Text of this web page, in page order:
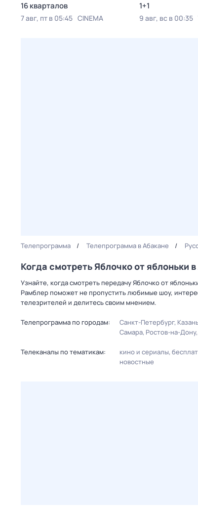
16 кварталов
7 авг, пт в 05:45 CINEMA
1+1
9 авг, вс в 00:35
Телепрограмма Телепрограмма в Абакане
Когда смотреть Яблочко от яблоньки
Узнайте, когда смотреть передачу Яблочко от
Рамблер поможет не пропустить любимые шоу,
телезрителей и делитесь своим мнением.
Телепрограмма по городам: Санкт-Петербург
Самара Ростов-на-Дону
Телеканалы по тематикам: кино и сериалы
новостные